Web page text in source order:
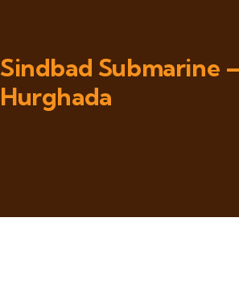
Sindbad Submarine
Hurghada